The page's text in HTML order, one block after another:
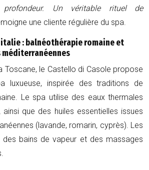
profondeur. Un véritable rituel de
une cliente régulière du spa.
: balnéothérapie romaine et
Toscane, le Castello di Casole propose
luxueuse, inspirée des traditions de
Le spa utilise des eaux thermales
ainsi que des huiles essentielles issues
(lavande, romarin, cyprès). Les
des bains de vapeur et des massages